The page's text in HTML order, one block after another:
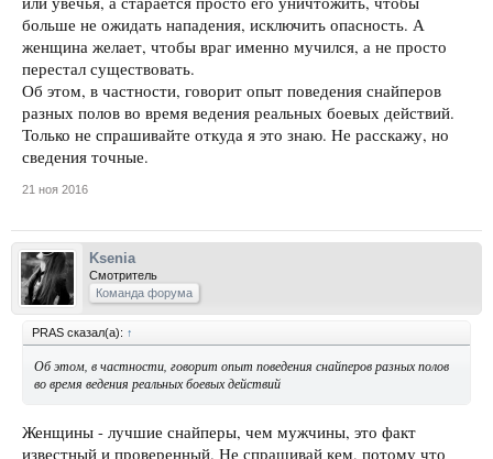
больше не ожидать нападения, исключить опасность. А
женщина желает, чтобы враг именно мучился, а не просто
перестал существовать.
Об этом, в частности, говорит опыт поведения снайперов
разных полов во время ведения реальных боевых действий.
Только не спрашивайте откуда я это знаю. Не расскажу, но
сведения точные.
21 ноя 2016
Ksenia
Смотритель
Команда форума
PRAS сказал(а): ↑
Об этом, в частности, говорит опыт поведения снайперов разных полов
во время ведения реальных боевых действий
Женщины - лучшие снайперы, чем мужчины, это факт
известный и проверенный. Не спрашивай кем, потому что